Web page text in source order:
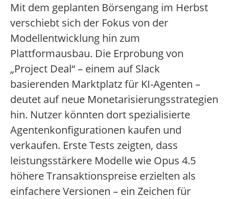
Mit dem geplanten Börsengang im Herbst
verschiebt sich der Fokus von der
Modellentwicklung hin zum
Plattformausbau. Die Erprobung von
„Project Deal“ – einem auf Slack
basierenden Marktplatz für KI-Agenten –
deutet auf neue Monetarisierungsstrategien
hin. Nutzer könnten dort spezialisierte
Agentenkonfigurationen kaufen und
verkaufen. Erste Tests zeigten, dass
leistungsstärkere Modelle wie Opus 4.5
höhere Transaktionspreise erzielten als
einfachere Versionen – ein Zeichen für